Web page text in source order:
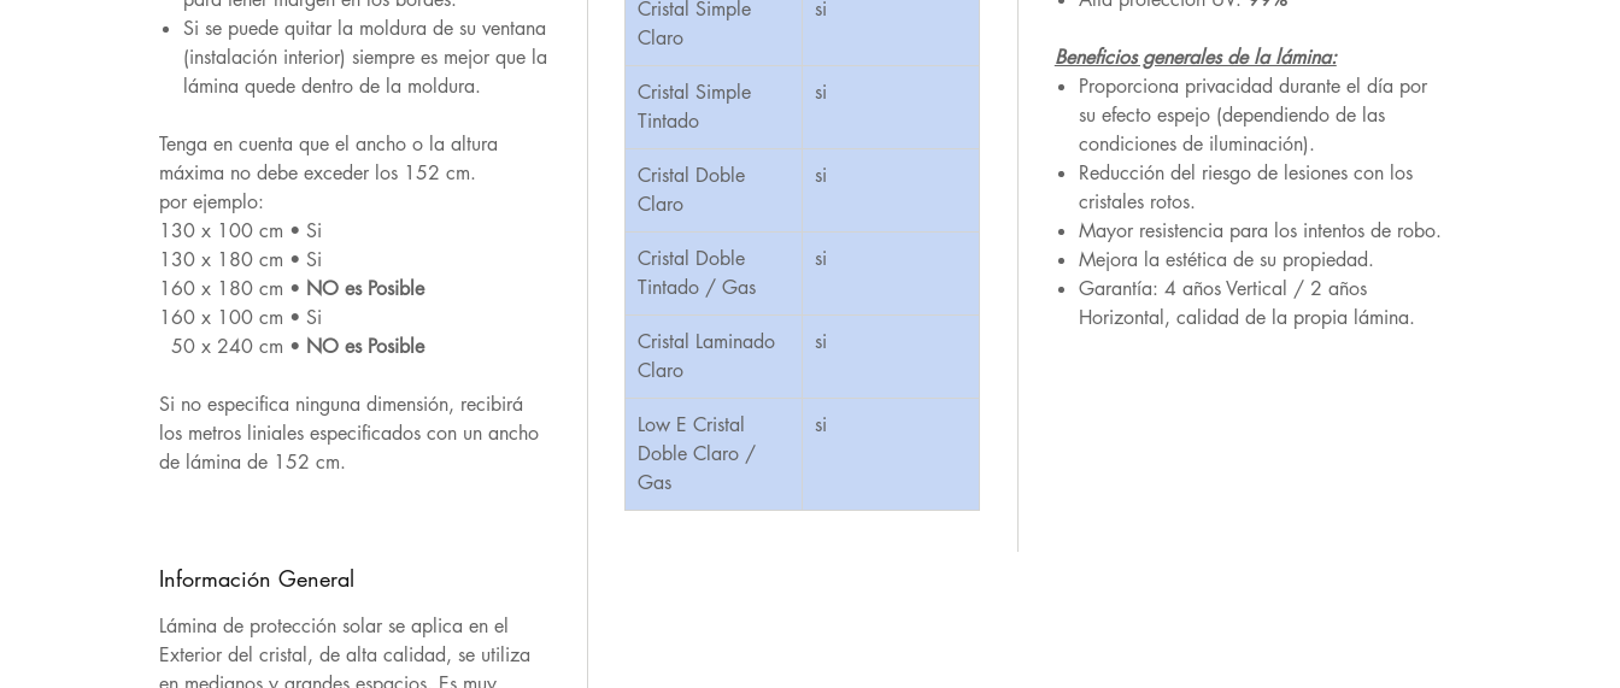
Si se puede quitar la moldura de su ventana
(instalación interior) siempre es mejor que la
lámina quede dentro de la moldura.
Tenga en cuenta que el ancho o la altura
máxima no debe exceder los 152 cm.
por ejemplo:
130 x 100 cm • Si
130 x 180 cm • Si
160 x 180 cm • NO es Posible
160 x 100 cm • Si
50 x 240 cm • NO es Posible
Si no especifica ninguna dimensión, recibirá
los metros liniales especificados con un ancho
de lámina de 152 cm.
Cristal Simple
Claro
si
Cristal Simple
Tintado
si
Cristal Doble
Claro
si
Cristal Doble
Tintado / Gas
si
Cristal Laminado
Claro
si
Low E Cristal
Doble Claro /
Gas
si
Beneficios generales de la lámina:
Proporciona privacidad durante el día por
su efecto espejo (dependiendo de las
condiciones de iluminación).
Reducción del riesgo de lesiones con los
cristales rotos.
Mayor resistencia para los intentos de robo.
Mejora la estética de su propiedad.
Garantía: 4 años Vertical / 2 años
Horizontal, calidad de la propia lámina.
Información General
Lámina de protección solar se aplica en el
Exterior del cristal, de alta calidad, se utiliza